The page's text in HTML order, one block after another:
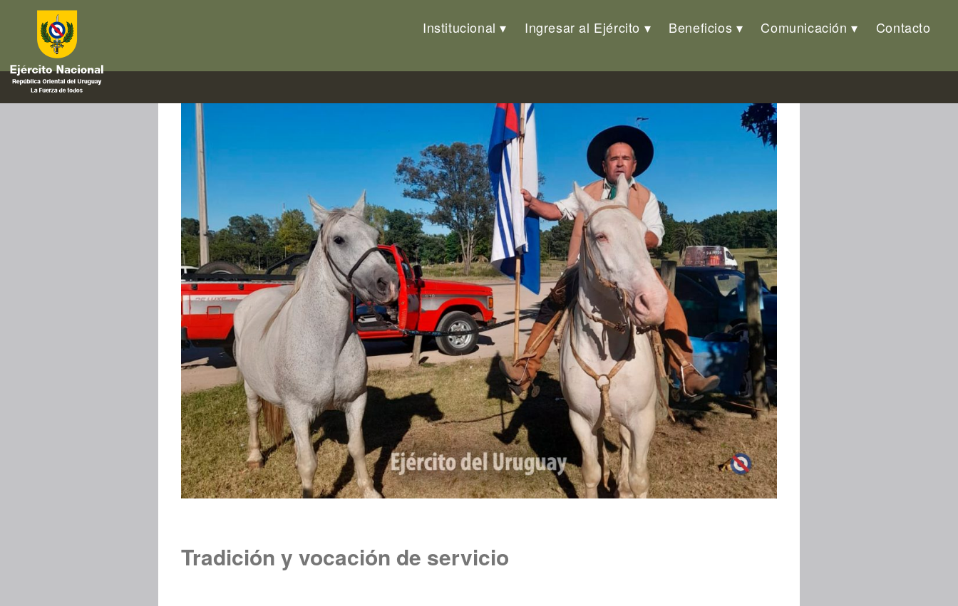
Institucional Ingresar al Ejército Beneficios Comunicación Contacto
Tradición y vocación de servicio